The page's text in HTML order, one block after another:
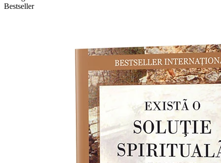
Bestseller